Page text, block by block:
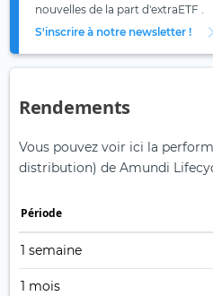
nouvelles de la part d'extraETF .
S'inscrire à notre newsletter !
Rendements
Vous pouvez voir ici la
distribution) de Amundi
Période
1 semaine
1 mois